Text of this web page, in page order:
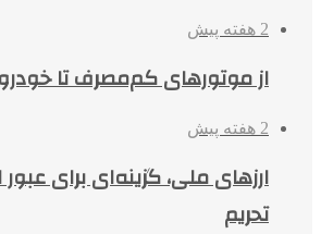
2 هفته پیش
از موتورهای کم‌مصرف تا
2 هفته پیش
ارزهای ملی، گزینه‌ای برای
تحریم